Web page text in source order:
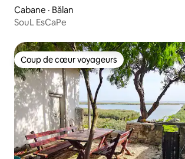
Cabane · Bălan
SouL EsCaPe
Coup de cœur voyageurs
Coup de cœur voyageurs